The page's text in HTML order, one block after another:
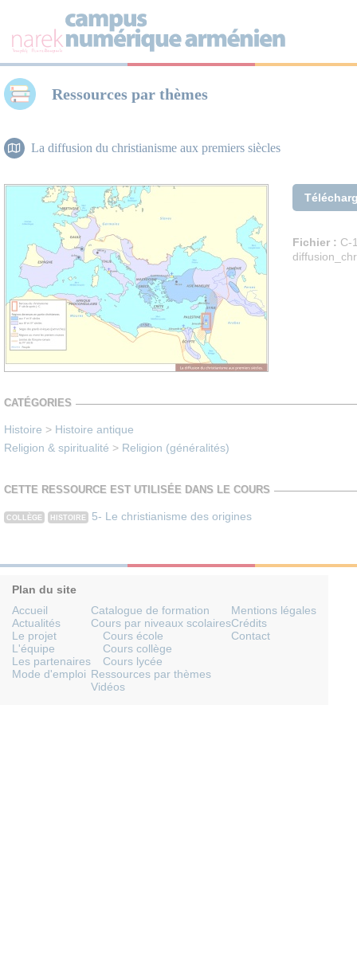
Ressources par thèmes
La diffusion du christianisme aux premiers siècles
Fichier : C-
CATÉGORIES
Histoire > Histoire antique
Religion & spiritualité > Religion (généralités)
CETTE RESSOURCE EST UTILISÉE DANS LE COURS
COLLÈGE HISTOIRE 5- Le christianisme des origines
Plan du site
Accueil
Actualités
Le projet
L'équipe
Les partenaires
Mode d'emploi
Catalogue de formation
Cours par niveaux scolaires
Cours école
Cours collège
Cours lycée
Ressources par thèmes
Vidéos
Mentions légales
Crédits
Contact